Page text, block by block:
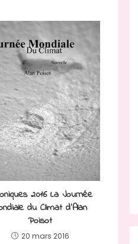
2016 La Journée
du Climat d’Alan
Poisot
20 mars 2016